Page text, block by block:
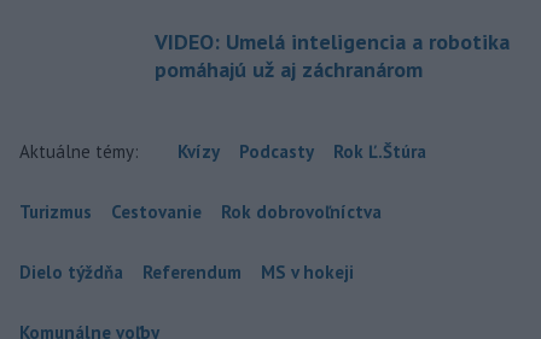
VIDEO: Umelá inteligencia a robotika
pomáhajú už aj záchranárom
Aktuálne témy: Kvízy Podcasty Rok Ľ.Štúra
Turizmus Cestovanie Rok dobrovoľníctva
Dielo týždňa Referendum MS v hokeji
Komunálne voľby